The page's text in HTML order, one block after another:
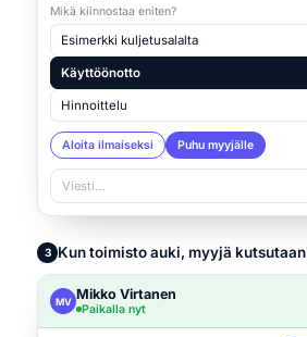
Mikä kiinnostaa eniten?
Esimerkki kuljetusalalta
Käyttöönotto
Hinnoittelu
Aloita ilmaiseksi Puhu myyjälle
Viesti…
3 Kun toimisto auki, myyjä
MV Mikko Virtanen
Paikalla nyt